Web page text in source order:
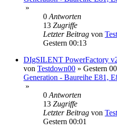
»
0 Antworten
13 Zugriffe
Letzter Beitrag von
Gestern 00:13
DIgSILENT PowerFactory
von Testdown00 » Gestern
Generation - Baureihe E81,
»
0 Antworten
13 Zugriffe
Letzter Beitrag von
Gestern 00:01